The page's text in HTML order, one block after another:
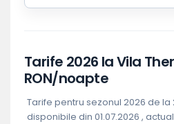
Tarife 2026 la Vila
RON/noapte
Tarife pentru sezonul 2026 de la
disponibile din 01.07.2026 ,